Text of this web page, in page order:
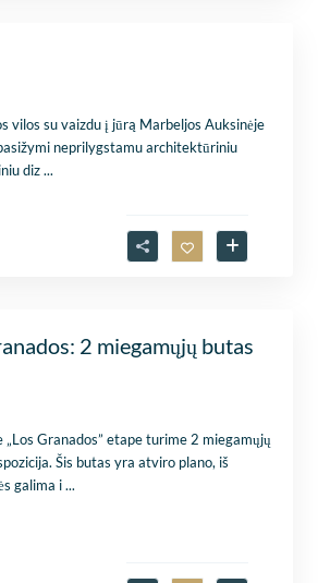
vilos su vaizdu į jūrą Marbeljos Auksinėje
neprilygstamu architektūriniu
diz...
2 miegamųjų butas
„Los Granados” etape turime 2 miegamųjų
Šis butas yra atviro plano, iš
galima i...